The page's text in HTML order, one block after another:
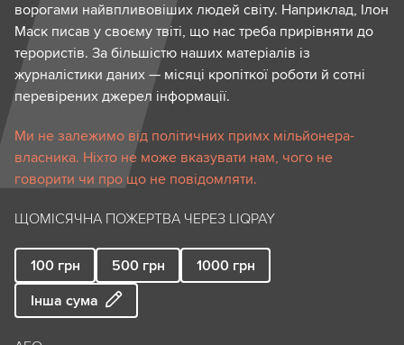
ворогами найвпливовіших людей світу. Наприклад, Ілон
Маск писав у своєму твіті, що нас треба прирівняти до
терористів. За більшістю наших матеріалів із
журналістики даних — місяці кропіткої роботи й сотні
перевірених джерел інформації.
Ми не залежимо від політичних примх мільйонера-
власника. Ніхто не може вказувати нам, чого не
говорити чи про що не повідомляти.
ЩОМІСЯЧНА ПОЖЕРТВА ЧЕРЕЗ LIQPAY
100 грн 500 грн 1000 грн
Інша сума